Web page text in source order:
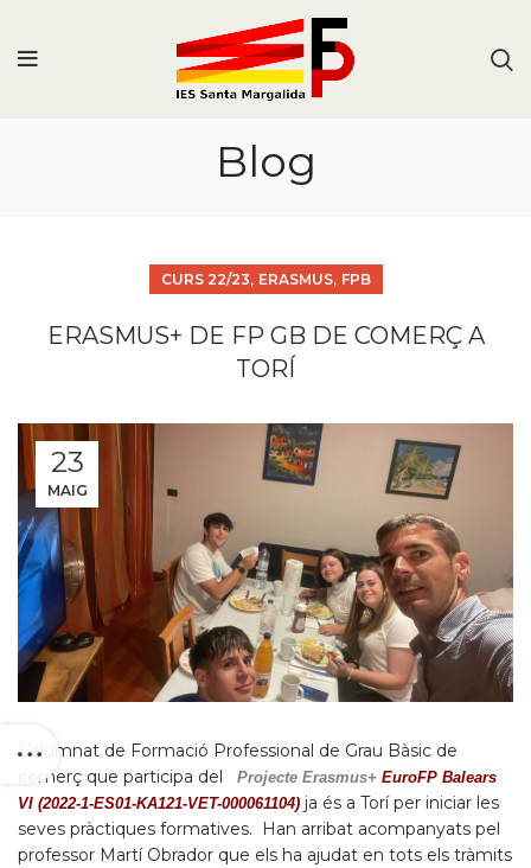
Blog
CURS 22/23, ERASMUS, FPB
ERASMUS+ DE FP GB DE COMERÇ A
TORÍ
23
MAIG
L’alumnat de Formació Professional de Grau Bàsic de
comerç que participa del Projecte Erasmus+ EuroFP Balears
VI (2022-1-ES01-KA121-VET-000061104) ja és a Torí per iniciar les
seves pràctiques formatives. Han arribat acompanyats pel
professor Martí Obrador que els ha ajudat en tots els tràmits